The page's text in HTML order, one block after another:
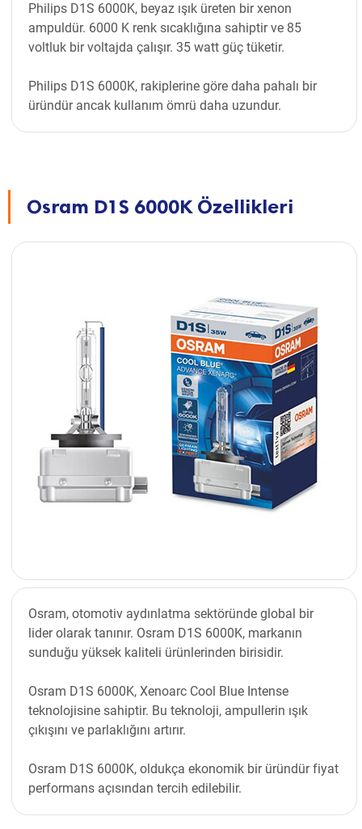
Philips D1S 6000K, beyaz ışık üreten bir xenon
ampuldür. 6000 K renk sıcaklığına sahiptir ve 85
voltluk bir voltajda çalışır. 35 watt güç tüketir.
Philips D1S 6000K, rakiplerine göre daha pahalı bir
üründür ancak kullanım ömrü daha uzundur.
Osram D1S 6000K Özellikleri
Osram, otomotiv aydınlatma sektöründe global bir
lider olarak tanınır. Osram D1S 6000K, markanın
sunduğu yüksek kaliteli ürünlerinden birisidir.
Osram D1S 6000K, Xenoarc Cool Blue Intense
teknolojisine sahiptir. Bu teknoloji, ampullerin ışık
çıkışını ve parlaklığını artırır.
Osram D1S 6000K, oldukça ekonomik bir üründür fiyat
performans açısından tercih edilebilir.